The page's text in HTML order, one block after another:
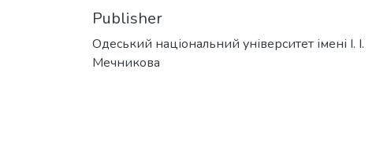
Publisher
Одеський національний університет імені І. І.
Мечникова